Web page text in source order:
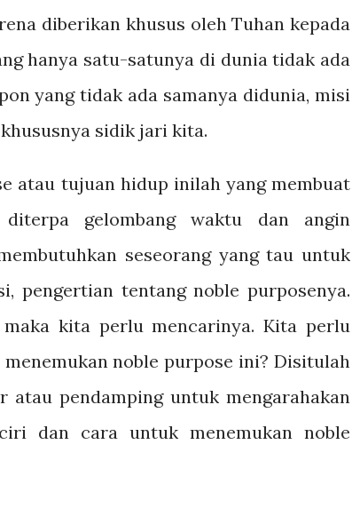
diberikan khusus oleh Tuhan kepada
hanya satu-satunya di dunia tidak ada
yang tidak ada samanya didunia, misi
sidik jari kita.
atau tujuan hidup inilah yang membuat
gelombang waktu dan angin
seseorang yang tau untuk
pengertian tentang noble purposenya.
kita perlu mencarinya. Kita perlu
noble purpose ini? Disitulah
pendamping untuk mengarahakan
dan cara untuk menemukan noble